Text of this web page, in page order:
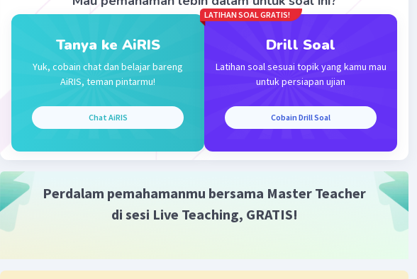
Beri Rating·5.0(1) Balas
Afrizal K
15 September 2024 12:15
c. sosial
Tanya ke AiRIS
Yuk, cobain chat dan belajar bareng
AiRIS, teman pintarmu!
Chat AiRIS
LATIHAN SOAL GRATIS!
Drill Soal
Latihan soal sesuai topik yang kamu mau
untuk persiapan ujian
Cobain Drill Soal
Perdalam pemahamanmu bersama Master Teacher
di sesi Live Teaching, GRATIS!